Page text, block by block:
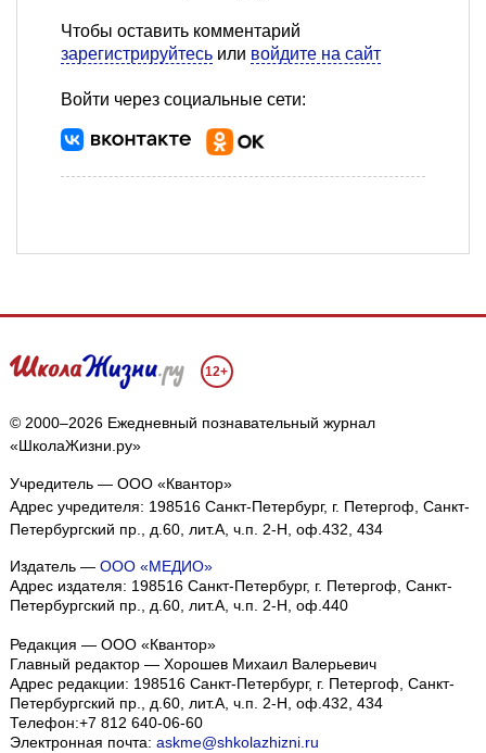
Чтобы оставить комментарий
зарегистрируйтесь или войдите на сайт
Войти через социальные сети:
12+
© 2000–2026 Ежедневный познавательный журнал
«ШколаЖизни.ру»
Учредитель — ООО «Квантор»
Адрес учредителя: 198516 Санкт-Петербург, г. Петергоф, Санкт-
Петербургский пр., д.60, лит.А, ч.п. 2-Н, оф.432, 434
Издатель — ООО «МЕДИО»
Адрес издателя: 198516 Санкт-Петербург, г. Петергоф, Санкт-
Петербургский пр., д.60, лит.А, ч.п. 2-Н, оф.440
Редакция — ООО «Квантор»
Главный редактор — Хорошев Михаил Валерьевич
Адрес редакции: 198516 Санкт-Петербург, г. Петергоф, Санкт-
Петербургский пр., д.60, лит.А, ч.п. 2-Н, оф.432, 434
Телефон:+7 812 640-06-60
Электронная почта: askme@shkolazhizni.ru